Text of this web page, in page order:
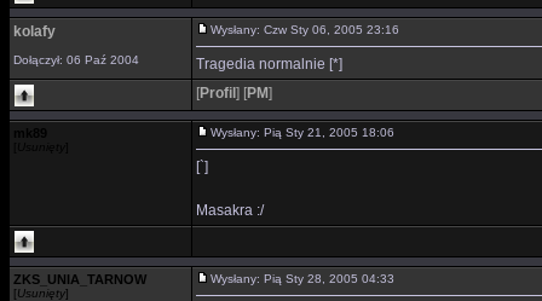
kolafy
Dołączył: 06 Paź 2004
Wysłany: Czw Sty 06, 2005 23:16
Tragedia normalnie [*]
[Profil ] [PM]
mk89 Wysłany: Pią Sty 21, 2005 18:06
[`]
Masakra :/
ZKS_UNIA_TARNOW
[Usunięty]
Wysłany: Pią Sty 28, 2005 04:33